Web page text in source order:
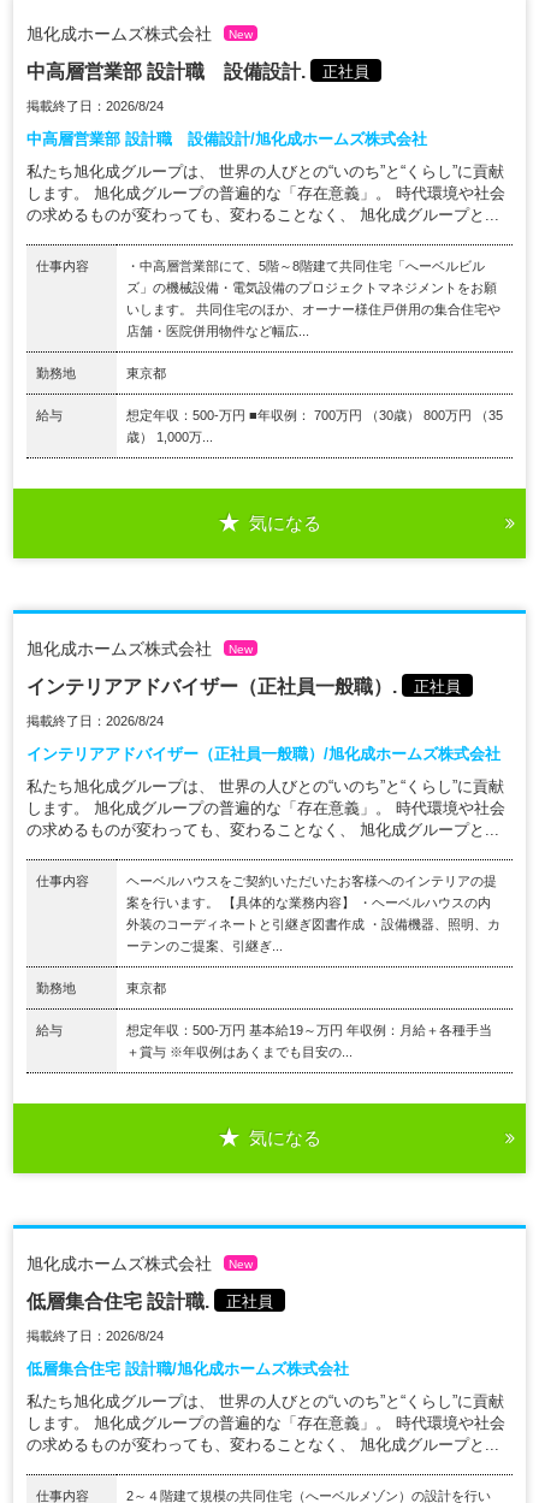
旭化成ホームズ株式会社 New
中高層営業部 設計職 設備設計. 正社員
掲載終了日：2026/8/24
中高層営業部 設計職 設備設計/旭化成ホームズ株式会社
私たち旭化成グループは、 世界の人びとの“いのち”と“くらし”に貢献
します。 旭化成グループの普遍的な「存在意義」。 時代環境や社会
の求めるものが変わっても、変わることなく、 旭化成グループと...
仕事内容
・中高層営業部にて、5階～8階建て共同住宅「へーベルビル
ズ」の機械設備・電気設備のプロジェクトマネジメントをお願
いします。 共同住宅のほか、オーナー様住戸併用の集合住宅や
店舗・医院併用物件など幅広...
勤務地 東京都
給与
想定年収：500-万円 ■年収例： 700万円 （30歳） 800万円 （35
歳） 1,000万...
気になる
旭化成ホームズ株式会社 New
インテリアアドバイザー（正社員一般職）. 正社員
掲載終了日：2026/8/24
インテリアアドバイザー（正社員一般職）/旭化成ホームズ株式会社
私たち旭化成グループは、 世界の人びとの“いのち”と“くらし”に貢献
します。 旭化成グループの普遍的な「存在意義」。 時代環境や社会
の求めるものが変わっても、変わることなく、 旭化成グループと...
仕事内容
ヘーベルハウスをご契約いただいたお客様へのインテリアの提
案を行います。 【具体的な業務内容】 ・ヘーベルハウスの内
外装のコーディネートと引継ぎ図書作成 ・設備機器、照明、カ
ーテンのご提案、引継ぎ...
勤務地 東京都
給与
想定年収：500-万円 基本給19～万円 年収例：月給＋各種手当
＋賞与 ※年収例はあくまでも目安の...
気になる
旭化成ホームズ株式会社 New
低層集合住宅 設計職. 正社員
掲載終了日：2026/8/24
低層集合住宅 設計職/旭化成ホームズ株式会社
私たち旭化成グループは、 世界の人びとの“いのち”と“くらし”に貢献
します。 旭化成グループの普遍的な「存在意義」。 時代環境や社会
の求めるものが変わっても、変わることなく、 旭化成グループと...
仕事内容
2～４階建て規模の共同住宅（へーベルメゾン）の設計を行い